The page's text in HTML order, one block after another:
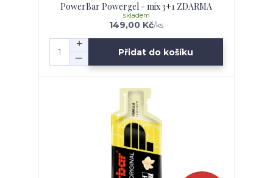
PowerBar Powergel - mix 3+1 ZDARMA
149,00 Kč/ks
skladem
Přidat do košíku